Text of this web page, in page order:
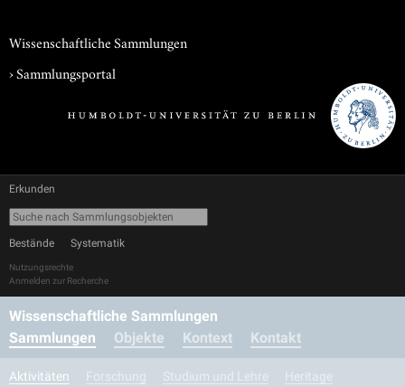
Wissenschaftliche Sammlungen
›Sammlungsportal
Erkunden
Bestände Systematik
Nutzungsrechte
Anmelden zur Recherche
Wissenschaftliche Sammlungen
Sammlungen
Objekte Kontext Kontakt
Aktivitäten Forschung Studium und Lehre
Heritage